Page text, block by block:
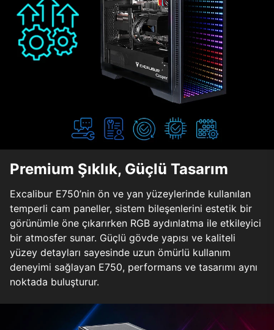
Premium Şıklık, Güçlü Tasarım
Excalibur E750’nin ön ve yan yüzeylerinde kullanılan
temperli cam paneller, sistem bileşenlerini estetik bir
görünümle öne çıkarırken RGB aydınlatma ile etkileyici
bir atmosfer sunar. Güçlü gövde yapısı ve kaliteli
yüzey detayları sayesinde uzun ömürlü kullanım
deneyimi sağlayan E750, performans ve tasarımı aynı
noktada buluşturur.